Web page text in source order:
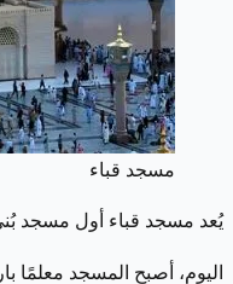
مسجد قباء
يُعد مسجد قباء أول مسجد
اليوم، أصبح المسجد معلمًا